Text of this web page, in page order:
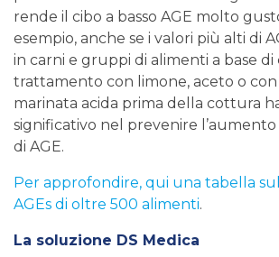
rende il cibo a basso AGE molto
esempio, anche se i valori più alti di
in carni e gruppi di alimenti a base di
trattamento con limone, aceto o con
marinata acida prima della cottura
significativo nel prevenire
di AGE.
Per approfondire, qui una tabella
AGEs di oltre 500 alimenti.
La soluzione DS Medica